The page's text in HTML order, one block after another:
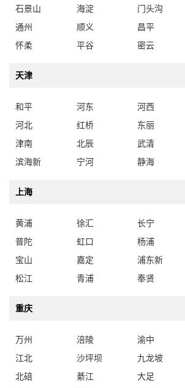
石景山
海淀 门头沟
通州
顺义 昌平
怀柔
平谷 密云
天津
和平 河东 河西
河北
红桥 东丽
津南
北辰 武清
滨海新
宁河 静海
上海
黄浦 徐汇 长宁
普陀
虹口 杨浦
宝山
嘉定 浦东新
松江
青浦 奉贤
重庆
万州 涪陵 渝中
江北
沙坪坝 九龙坡
北碚
綦江 大足